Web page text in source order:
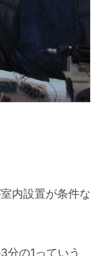
内設置が条件な
分の1っていう